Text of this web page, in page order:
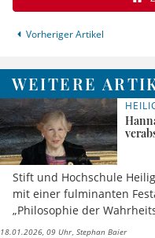
Vorheriger Artikel
WEITERE
Stift und Hochschule
mit einer fulminanten
„Philosophie der
18.01.2026, 09 Uhr Stephan Baier